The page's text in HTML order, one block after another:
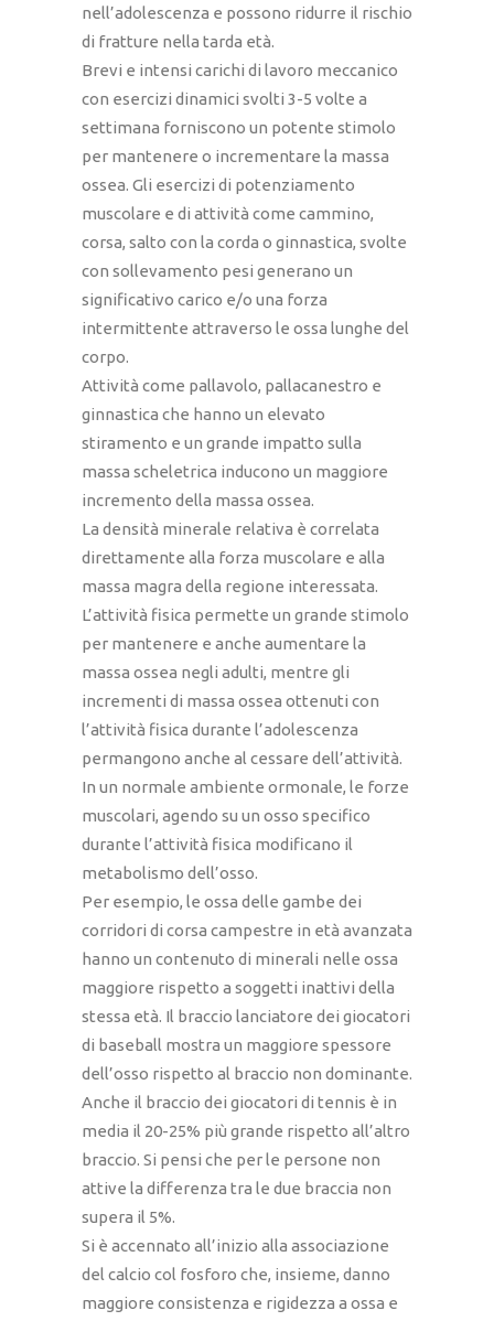
nell’adolescenza e possono ridurre il rischio
di fratture nella tarda età.
Brevi e intensi carichi di lavoro meccanico
con esercizi dinamici svolti 3-5 volte a
settimana forniscono un potente stimolo
per mantenere o incrementare la massa
ossea. Gli esercizi di potenziamento
muscolare e di attività come cammino,
corsa, salto con la corda o ginnastica, svolte
con sollevamento pesi generano un
significativo carico e/o una forza
intermittente attraverso le ossa lunghe del
corpo.
Attività come pallavolo, pallacanestro e
ginnastica che hanno un elevato
stiramento e un grande impatto sulla
massa scheletrica inducono un maggiore
incremento della massa ossea.
La densità minerale relativa è correlata
direttamente alla forza muscolare e alla
massa magra della regione interessata.
L’attività fisica permette un grande stimolo
per mantenere e anche aumentare la
massa ossea negli adulti, mentre gli
incrementi di massa ossea ottenuti con
l’attività fisica durante l’adolescenza
permangono anche al cessare dell’attività.
In un normale ambiente ormonale, le forze
muscolari, agendo su un osso specifico
durante l’attività fisica modificano il
metabolismo dell’osso.
Per esempio, le ossa delle gambe dei
corridori di corsa campestre in età avanzata
hanno un contenuto di minerali nelle ossa
maggiore rispetto a soggetti inattivi della
stessa età. Il braccio lanciatore dei giocatori
di baseball mostra un maggiore spessore
dell’osso rispetto al braccio non dominante.
Anche il braccio dei giocatori di tennis è in
media il 20-25% più grande rispetto all’altro
braccio. Si pensi che per le persone non
attive la differenza tra le due braccia non
supera il 5%.
Si è accennato all’inizio alla associazione
del calcio col fosforo che, insieme, danno
maggiore consistenza e rigidezza a ossa e